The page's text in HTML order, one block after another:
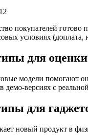
покупателей
условиях (доплата,
для оценки
модели помогают
демо-версиях с
для
новый продукт в